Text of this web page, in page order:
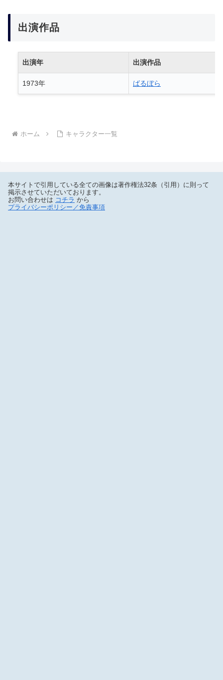
出演作品
出演年 出演作品
1973年 ばるぼら
ホーム キャラクター一覧
本サイトで引用している全ての画像は著作権法32条（引用）に則って
掲示させていただいております。
お問い合わせは コチラ から
プライバシーポリシー／免責事項